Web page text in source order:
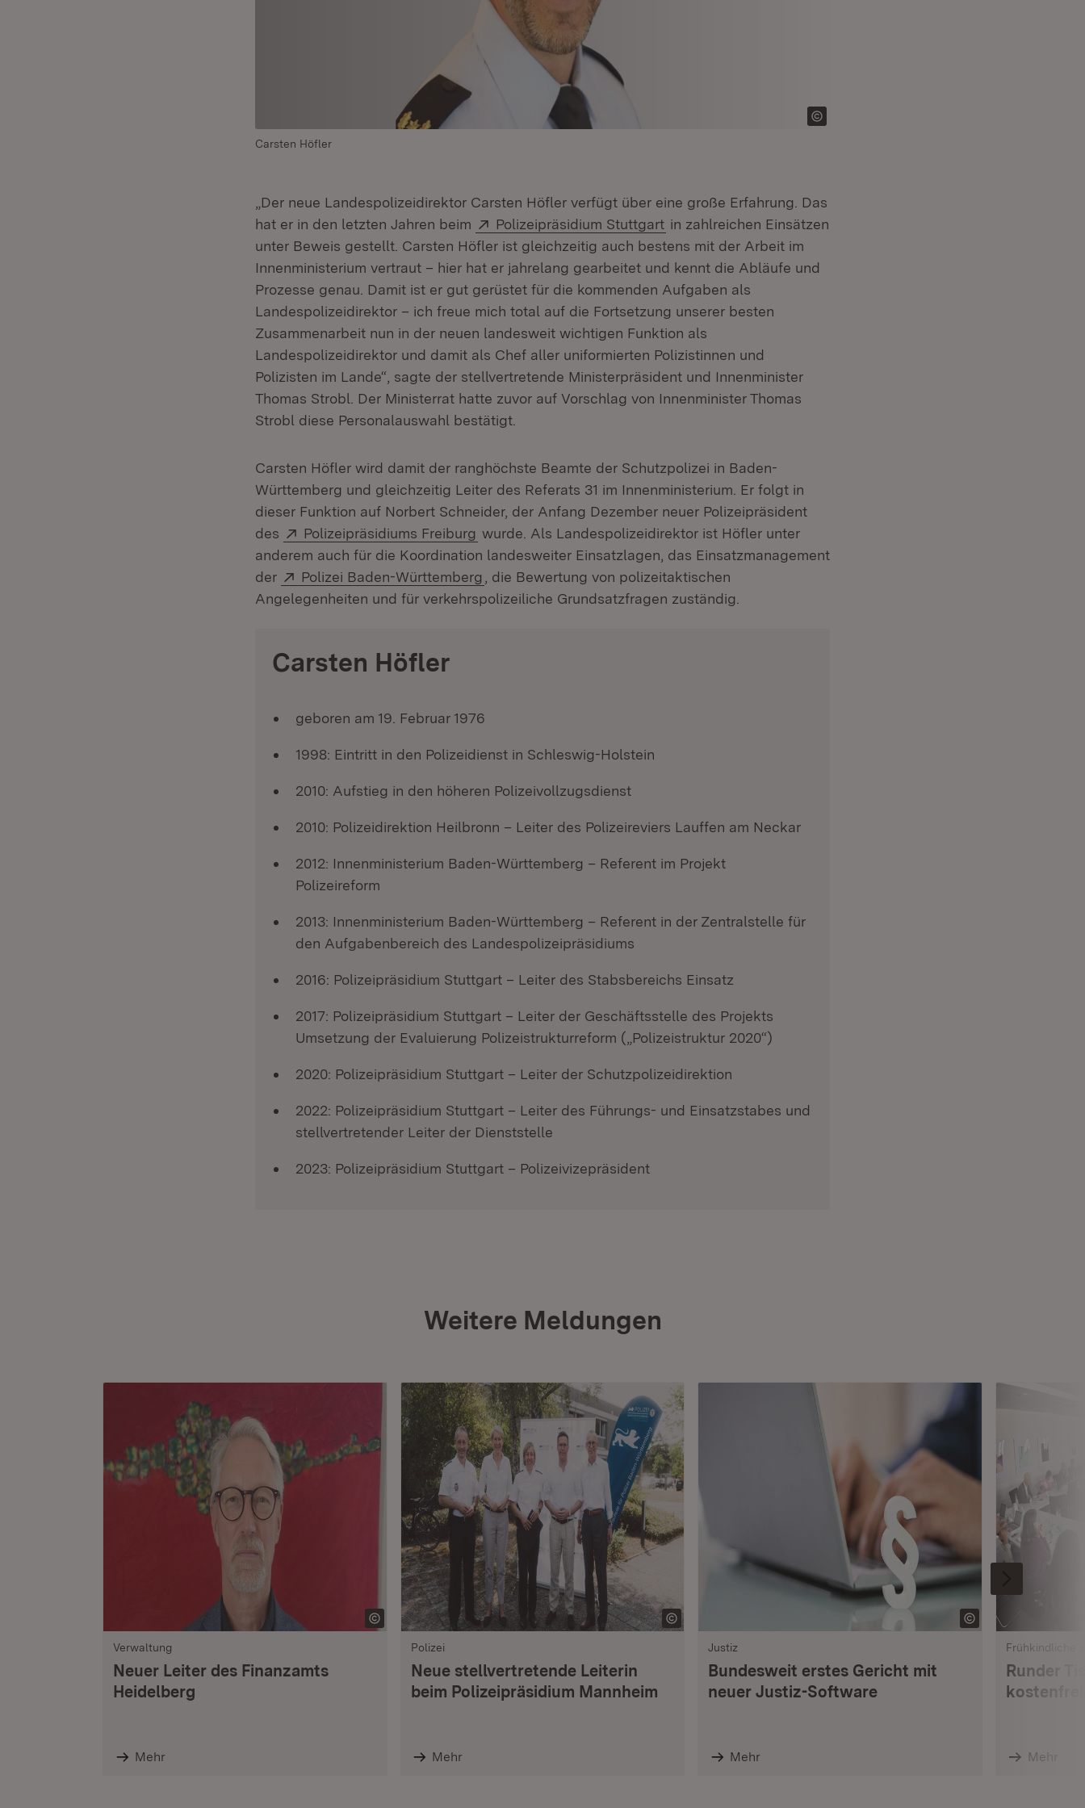
Carsten Höfler
„Der neue Landespolizeidirektor Carsten Höfler verfügt über eine große Erfahrung. Das
hat er in den letzten Jahren beim
Extern:
Polizeipräsidium Stuttgart (Öffnet in neuem Fenster)
in zahlreichen Einsätzen
unter Beweis gestellt. Carsten Höfler ist gleichzeitig auch bestens mit der Arbeit im
Innenministerium vertraut – hier hat er jahrelang gearbeitet und kennt die Abläufe und
Prozesse genau. Damit ist er gut gerüstet für die kommenden Aufgaben als
Landespolizeidirektor – ich freue mich total auf die Fortsetzung unserer besten
Zusammenarbeit nun in der neuen landesweit wichtigen Funktion als
Landespolizeidirektor und damit als Chef aller uniformierten Polizistinnen und
Polizisten im Lande“, sagte der stellvertretende Ministerpräsident und Innenminister
Thomas Strobl. Der Ministerrat hatte zuvor auf Vorschlag von Innenminister Thomas
Strobl diese Personalauswahl bestätigt.
Carsten Höfler wird damit der ranghöchste Beamte der Schutzpolizei in Baden-
Württemberg und gleichzeitig Leiter des Referats 31 im Innenministerium. Er folgt in
dieser Funktion auf Norbert Schneider, der Anfang Dezember neuer Polizeipräsident
des
Extern:
Polizeipräsidiums Freiburg (Öffnet in neuem Fenster)
wurde. Als Landespolizeidirektor ist Höfler unter
anderem auch für die Koordination landesweiter Einsatzlagen, das Einsatzmanagement
der
Extern:
Polizei Baden-Württemberg (Öffnet in neuem Fenster)
, die Bewertung von polizeitaktischen
Angelegenheiten und für verkehrspolizeiliche Grundsatzfragen zuständig.
Carsten Höfler
geboren am 19. Februar 1976
1998: Eintritt in den Polizeidienst in Schleswig-Holstein
2010: Aufstieg in den höheren Polizeivollzugsdienst
2010: Polizeidirektion Heilbronn – Leiter des Polizeireviers Lauffen am Neckar
2012: Innenministerium Baden-Württemberg – Referent im Projekt
Polizeireform
2013: Innenministerium Baden-Württemberg – Referent in der Zentralstelle für
den Aufgabenbereich des Landespolizeipräsidiums
2016: Polizeipräsidium Stuttgart – Leiter des Stabsbereichs Einsatz
2017: Polizeipräsidium Stuttgart – Leiter der Geschäftsstelle des Projekts
Umsetzung der Evaluierung Polizeistrukturreform („Polizeistruktur 2020“)
2020: Polizeipräsidium Stuttgart – Leiter der Schutzpolizeidirektion
2022: Polizeipräsidium Stuttgart – Leiter des Führungs- und Einsatzstabes und
stellvertretender Leiter der Dienststelle
2023: Polizeipräsidium Stuttgart – Polizeivizepräsident
Weitere Meldungen
Verwaltung
Neuer Leiter des Finanzamts
Heidelberg
Mehr
Polizei
Neue stellvertretende Leiterin
beim Polizeipräsidium Mannheim
Mehr
Justiz
Bundesweit erstes Gericht mit
neuer Justiz-Software
Mehr
Frühkindliche
Runder
Mehr